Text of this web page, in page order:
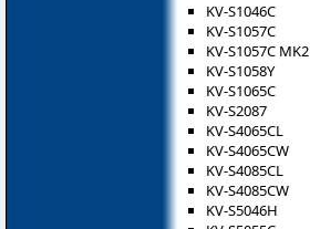
KV-S1046C
KV-S1057C
KV-S1057C MK2
KV-S1058Y
KV-S1065C
KV-S2087
KV-S4065CL
KV-S4065CW
KV-S4085CL
KV-S4085CW
KV-S5046H